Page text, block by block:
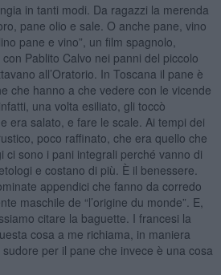
in tanti modi. Da ragazzi la merenda
pane olio e sale. O anche pane, vino
pane e vino”, un film spagnolo,
Pablito Calvo nei panni del piccolo
all’Oratorio. In Toscana il pane è
che hanno a che vedere con le vicende
una volta esiliato, gli toccò
era salato, e fare le scale. Ai tempi dei
poco raffinato, che era quello che
ci sono i pani integrali perché vanno di
e costano di più. È il benessere.
appendici che fanno da corredo
maschile de “l’origine du monde”. E,
citare la baguette. I francesi la
cosa a me richiama, in maniera
per il pane che invece è una cosa